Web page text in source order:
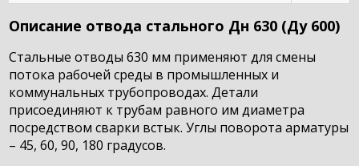
Описание отвода стального Дн 630 (Ду 600)
Стальные отводы 630 мм применяют для смены
потока рабочей среды в промышленных и
коммунальных трубопроводах. Детали
присоединяют к трубам равного им диаметра
посредством сварки встык. Углы поворота арматуры
– 45, 60, 90, 180 градусов.